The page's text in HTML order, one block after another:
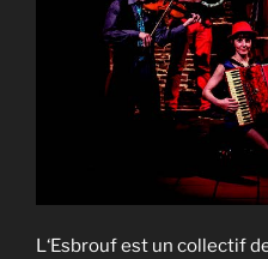
L‘Esbrouf est un collectif